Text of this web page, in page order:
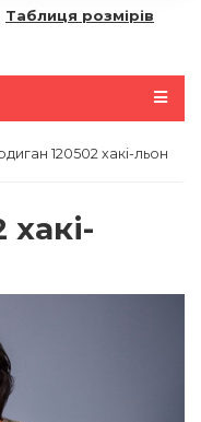
Таблиця розмірів
120502 хакі-льон